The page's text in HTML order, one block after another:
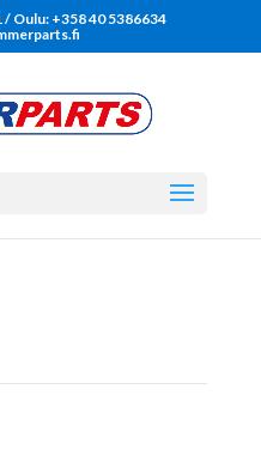
/ Oulu: +358 40 5386634